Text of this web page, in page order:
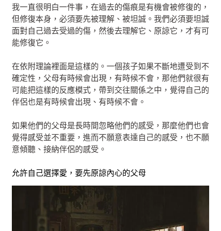
我一直很明白一件事，在過去的傷痕是有機會被修復的，
但修復本身，必須要先被理解、被坦誠。我們必須要坦誠
面對自己過去受過的傷，然後去理解它、原諒它，才有可
能修復它。
在依附理論裡面是這樣的。一個孩子如果不斷地遭受到不
確定性，父母有時候會出現，有時候不會，那他們就很有
可能把這樣的反應模式，帶到交往關係之中，覺得自己的
伴侶也是有時候會出現、有時候不會。
如果他們的父母是長時間忽略他們的感受，那麼他們也會
覺得感受並不重要，進而不願意表達自己的感受，也不願
意傾聽、接納伴侶的感受。
允許自己選擇愛，要先原諒內心的父母